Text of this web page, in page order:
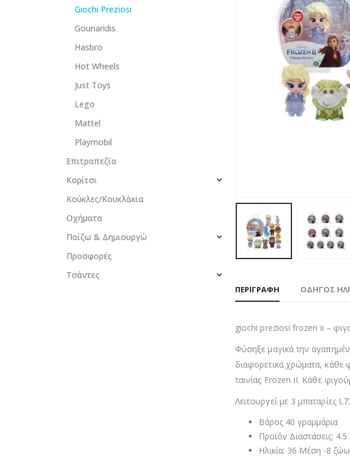
ΠΕΡΙΓΡΑΦΉ ΟΔΗΓΌΣ
giochi preziosi frozen ii –
Φύσηξε μαγικά την
διαφορετικά χρώματα, κάθε
ταινίας Frozen II. Κάθε
Λειτουργεί με 3 μπαταρίες
Βάρος 40 γραμμάρια
Προϊόν Διαστάσεις:
Ηλικία: 36 Μέση -8
Giochi Preziosi
Gounaridis
Hasbro
Hot Wheels
Just Toys
Lego
Mattel
Playmobil
Επιτραπεζία
Κορίτσι
Κούκλες/Κουκλάκια
Οχήματα
Παίζω & Δημιουργώ
Προσφορές
Τσάντες